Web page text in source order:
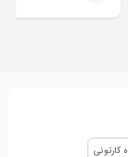
کارتونی